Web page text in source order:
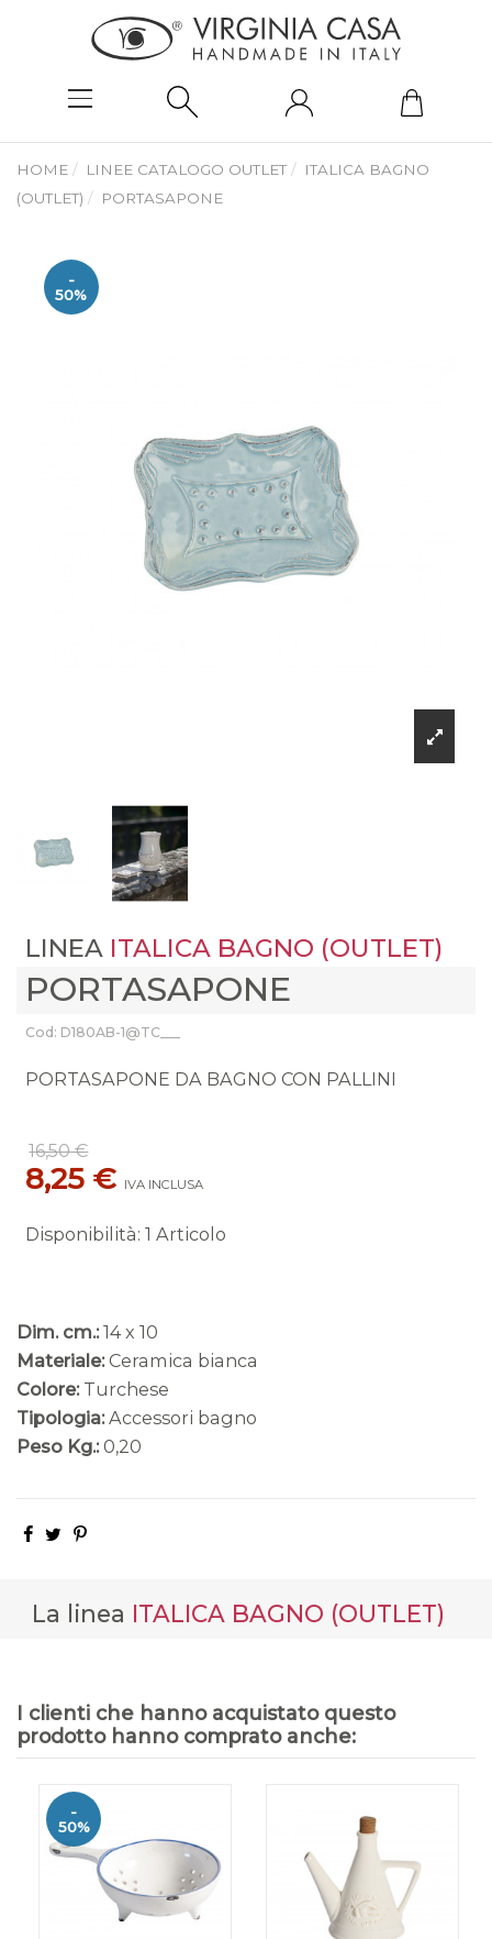
HOME LINEE CATALOGO OUTLET
ITALICA BAGNO
(OUTLET)
PORTASAPONE
-
50%
LINEA ITALICA BAGNO (OUTLET)
PORTASAPONE
Cod: D180AB-1@TC___
PORTASAPONE DA BAGNO CON PALLINI
16,50 €
8,25 € IVA INCLUSA
Disponibilità: 1 Articolo
Dim. cm.: 14 x 10
Materiale: Ceramica bianca
Colore: Turchese
Tipologia: Accessori bagno
Peso Kg.: 0,20
La linea ITALICA BAGNO (OUTLET)
I clienti che hanno acquistato questo
prodotto hanno comprato anche:
-
50%